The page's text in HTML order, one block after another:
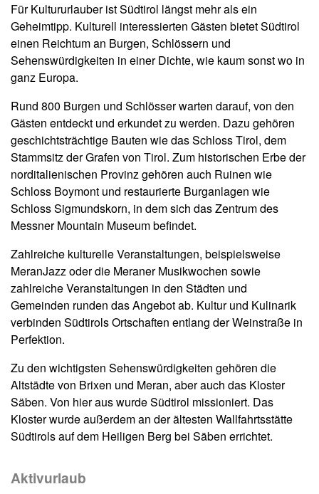
Für Kultururlauber ist Südtirol längst mehr als ein
Geheimtipp. Kulturell interessierten Gästen bietet Südtirol
einen Reichtum an Burgen, Schlössern und
Sehenswürdigkeiten in einer Dichte, wie kaum sonst wo in
ganz Europa.
Rund 800 Burgen und Schlösser warten darauf, von den
Gästen entdeckt und erkundet zu werden. Dazu gehören
geschichtsträchtige Bauten wie das Schloss Tirol, dem
Stammsitz der Grafen von Tirol. Zum historischen Erbe der
norditalienischen Provinz gehören auch Ruinen wie
Schloss Boymont und restaurierte Burganlagen wie
Schloss Sigmundskorn, in dem sich das Zentrum des
Messner Mountain Museum befindet.
Zahlreiche kulturelle Veranstaltungen, beispielsweise
MeranJazz oder die Meraner Musikwochen sowie
zahlreiche Veranstaltungen in den Städten und
Gemeinden runden das Angebot ab. Kultur und Kulinarik
verbinden Südtirols Ortschaften entlang der Weinstraße in
Perfektion.
Zu den wichtigsten Sehenswürdigkeiten gehören die
Altstädte von Brixen und Meran, aber auch das Kloster
Säben. Von hier aus wurde Südtirol missioniert. Das
Kloster wurde außerdem an der ältesten Wallfahrtsstätte
Südtirols auf dem Heiligen Berg bei Säben errichtet.
Aktivurlaub